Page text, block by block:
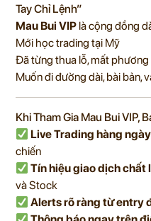
Tay Chỉ Lệnh”
Mau Bui VIP là cộng đồng
Mới học trading tại Mỹ
Đã từng thua lỗ, mất
Muốn đi đường dài, bài bản,
Khi Tham Gia Mau Bui VIP,
Live Trading hàng ngày
chiến
Tín hiệu giao dịch chất
và Stock
Alerts rõ ràng từ entry